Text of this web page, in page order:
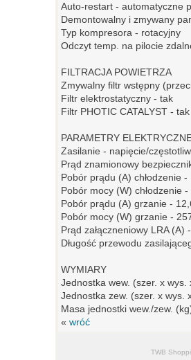
Auto-restart - automatyczne
Demontowalny i zmywany
Typ kompresora - rotacyjny
Odczyt temp. na pilocie
FILTRACJA POWIETRZA
Zmywalny filtr wstępny
Filtr elektrostatyczny - tak
Filtr PHOTIC CATALYST - tak
PARAMETRY
Zasilanie - napięcie/
Prąd znamionowy
Pobór prądu (A) chłodzenie -
Pobór mocy (W) chłodzenie
Pobór prądu (A) grzanie -
Pobór mocy (W) grzanie -
Prąd załączneniowy LRA (A)
Długość przewodu
WYMIARY
Jednostka wew. (szer. x
Jednostka zew. (szer. x wys.
Masa jednostki wew./zew.
« wróć
TWB